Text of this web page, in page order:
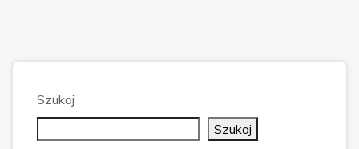
Szukaj
Szukaj